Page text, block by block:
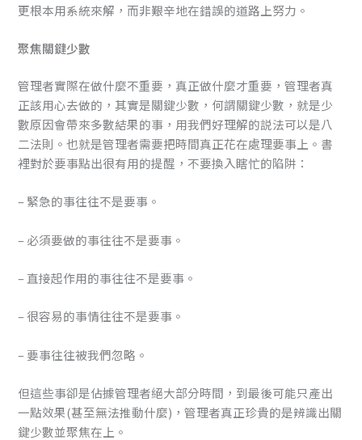
更根本用系統來解，而非艱辛地在錯誤的道路上努力。
聚焦關鍵少數
管理者實際在做什麼不重要，真正做什麼才重要，管理者真
正該用心去做的，其實是關鍵少數，何謂關鍵少數，就是少
數原因會帶來多數結果的事，用我們好理解的説法可以是八
二法則。也就是管理者需要把時間真正花在處理要事上。書
裡對於要事點出很有用的提醒，不要換入瞎忙的陷阱：
– 緊急的事往往不是要事。
– 必須要做的事往往不是要事。
– 直接起作用的事往往不是要事。
– 很容易的事情往往不是要事。
– 要事往往被我們忽略。
但這些事卻是佔據管理者絕大部分時間，到最後可能只產出
一點效果(甚至無法推動什麼)，管理者真正珍貴的是辨識出關
鍵少數並聚焦在上。